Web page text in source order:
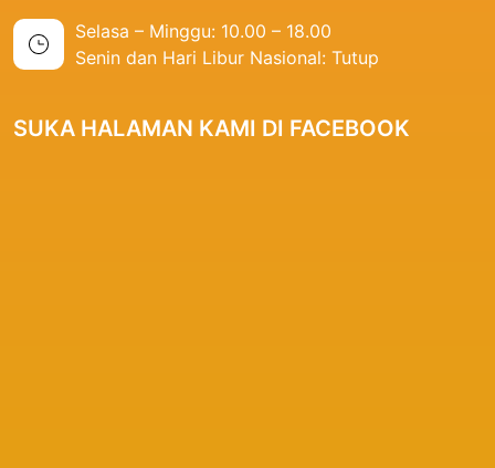
Selasa – Minggu: 10.00 – 18.00
Senin dan Hari Libur Nasional: Tutup
SUKA HALAMAN KAMI DI FACEBOOK